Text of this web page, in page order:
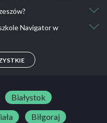
60
Navigator w
Białystok
Biłgoraj